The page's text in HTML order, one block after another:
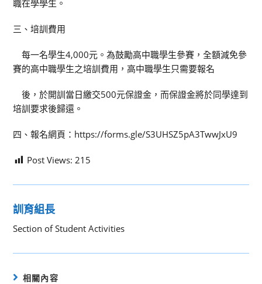
職在學學生。
三、培訓費用
每一名學生4,000元。為鼓勵高中職學生參賽，全額減免參
賽的高中職學生之培訓費用，高中職學生只需要報名
後，於開訓當日繳交500元保證金，而保證金將於同學達到
培訓要求後歸還。
四、報名網頁：https://forms.gle/S3UHSZ5pA3TwwJxU9
Post Views: 215
訓育組長
Section of Student Activities
相關內容